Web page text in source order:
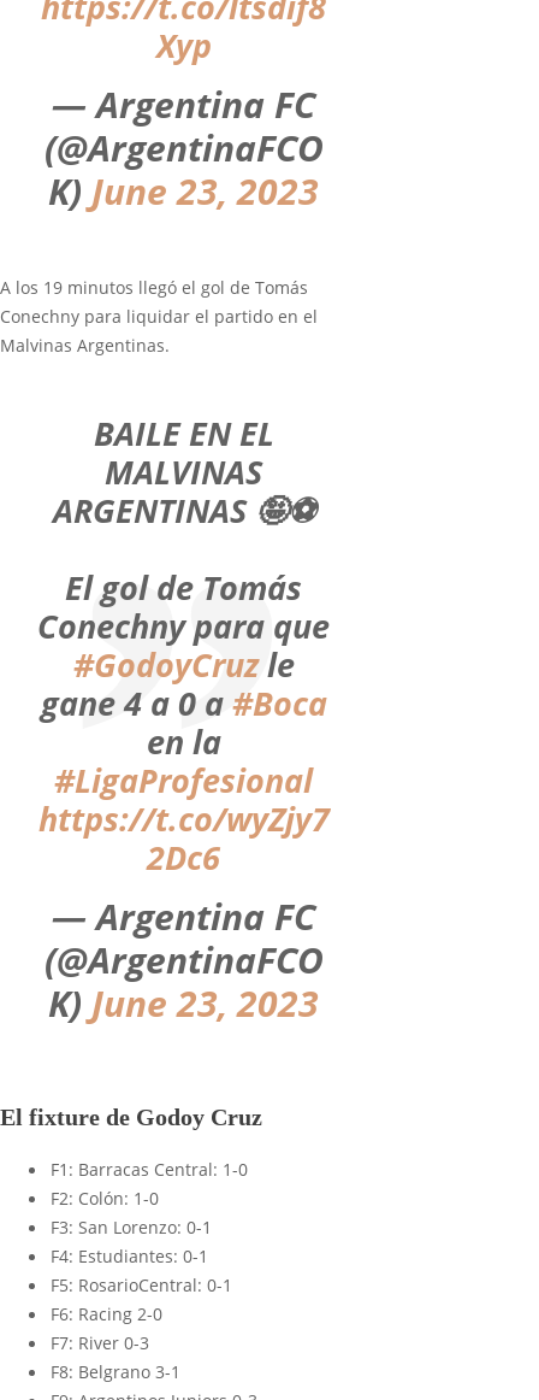
Xyp
— Argentina FC
(@ArgentinaFCO
K) June 23, 2023
A los 19 minutos llegó el gol de Tomás
Conechny para liquidar el partido en el
Malvinas Argentinas.
BAILE EN EL
MALVINAS
ARGENTINAS 🤪⚽️
El gol de Tomás
Conechny para que
#GodoyCruzle
gane 4 a 0 a#Boca
en la
#LigaProfesional
https://t.co/wyZjy7
2Dc6
— Argentina FC
(@ArgentinaFCO
K) June 23, 2023
El fixture de Godoy Cruz
F1: Barracas Central: 1-0
F2: Colón: 1-0
F3: San Lorenzo: 0-1
F4: Estudiantes: 0-1
F5: RosarioCentral: 0-1
F6: Racing 2-0
F7: River 0-3
F8: Belgrano 3-1